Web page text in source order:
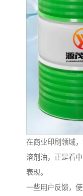
在商业印刷领域
溶剂油，正是看
表现。
一些用户反馈，